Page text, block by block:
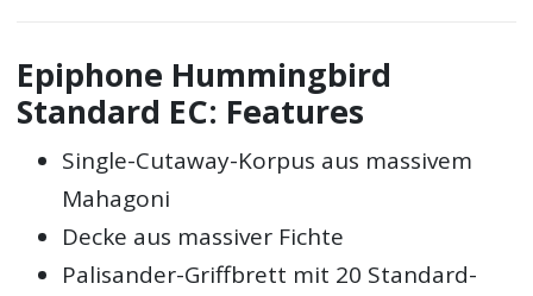
Epiphone Hummingbird
Standard EC: Features
Single-Cutaway-Korpus aus massivem
Mahagoni
Decke aus massiver Fichte
Palisander-Griffbrett mit 20 Standard-